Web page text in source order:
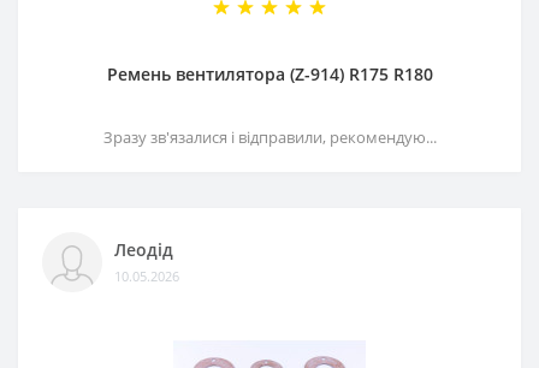
Ремень вентилятора (Z-914) R175 R180
Зразу зв'язалися і відправили, рекомендую...
Леодід
10.05.2026